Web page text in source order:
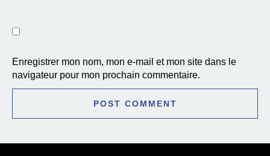
Enregistrer mon nom, mon e-mail et mon site dans le
navigateur pour mon prochain commentaire.